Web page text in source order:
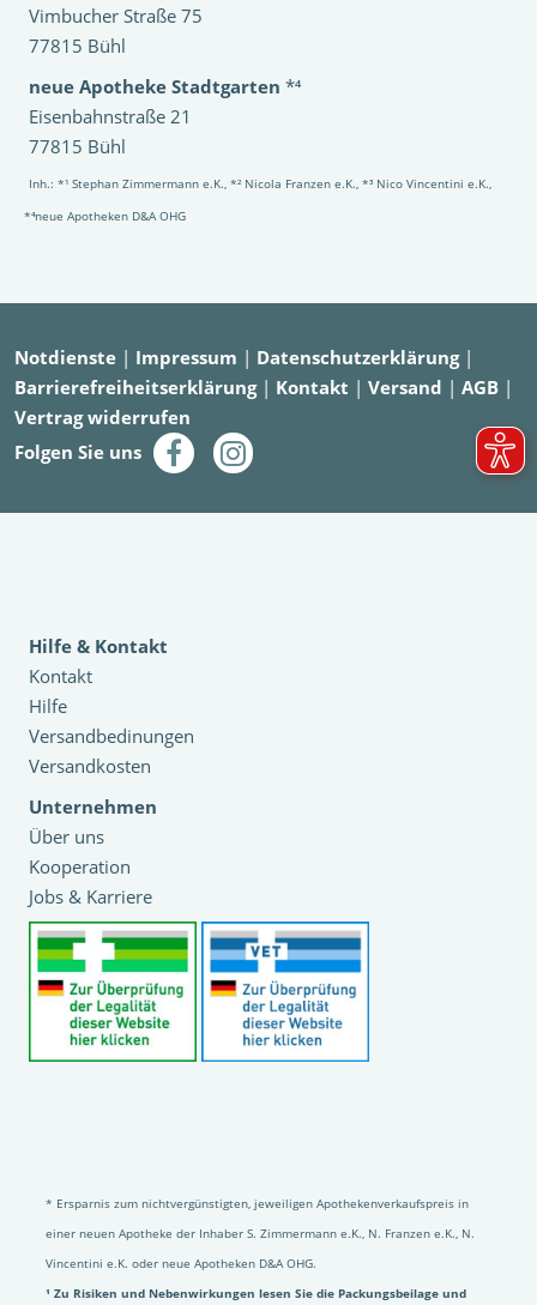
Vimbucher Straße 75
77815 Bühl
neue Apotheke Stadtgarten *⁴
Eisenbahnstraße 21
77815 Bühl
Inh.: *¹ Stephan Zimmermann e.K., *² Nicola Franzen e.K., *³ Nico Vincentini e.K.,
*⁴neue Apotheken D&A OHG
Notdienste | Impressum | Datenschutzerklärung|
Barrierefreiheitserklärung| Kontakt | Versand | AGB |
Vertrag widerrufen
Folgen Sie uns
Hilfe & Kontakt
Kontakt
Hilfe
Versandbedinungen
Versandkosten
Unternehmen
Über uns
Kooperation
Jobs & Karriere
* Ersparnis zum nichtvergünstigten, jeweiligen Apothekenverkaufspreis in
einer neuen Apotheke der Inhaber S. Zimmermann e.K., N. Franzen e.K., N.
Vincentini e.K. oder neue Apotheken D&A OHG.
¹ Zu Risiken und Nebenwirkungen lesen Sie die Packungsbeilage und